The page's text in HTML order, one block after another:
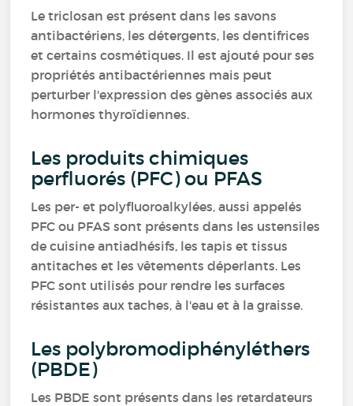
Le triclosan est présent dans les savons
antibactériens, les détergents, les dentifrices
et certains cosmétiques. Il est ajouté pour ses
propriétés antibactériennes mais peut
perturber l'expression des gènes associés aux
hormones thyroïdiennes.
Les produits chimiques
perfluorés (PFC) ou PFAS
Les per- et polyfluoroalkylées, aussi appelés
PFC ou PFAS sont présents dans les ustensiles
de cuisine antiadhésifs, les tapis et tissus
antitaches et les vêtements déperlants. Les
PFC sont utilisés pour rendre les surfaces
résistantes aux taches, à l'eau et à la graisse.
Les polybromodiphényléthers
(PBDE)
Les PBDE sont présents dans les retardateurs